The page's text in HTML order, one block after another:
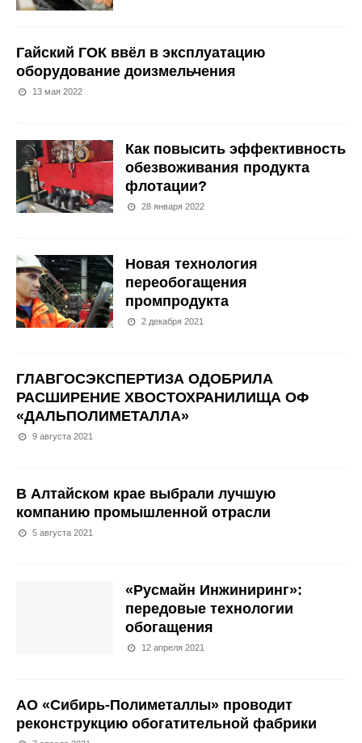
Гайский ГОК ввёл в эксплуатацию
оборудование доизмельчения
13 мая 2022
Как повысить эффективность
обезвоживания продукта
флотации?
28 января 2022
Новая технология
переобогащения
промпродукта
2 декабря 2021
ГЛАВГОСЭКСПЕРТИЗА ОДОБРИЛА
РАСШИРЕНИЕ ХВОСТОХРАНИЛИЩА ОФ
«ДАЛЬПОЛИМЕТАЛЛА»
9 августа 2021
В Алтайском крае выбрали лучшую
компанию промышленной отрасли
5 августа 2021
«Русмайн Инжиниринг»:
передовые технологии
обогащения
12 апреля 2021
АО «Сибирь-Полиметаллы» проводит
реконструкцию обогатительной фабрики